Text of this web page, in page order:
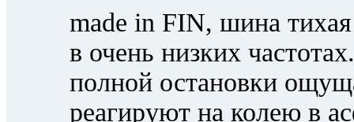
made in FIN, шина
в очень низких
полной остановки
реагируют на колею в